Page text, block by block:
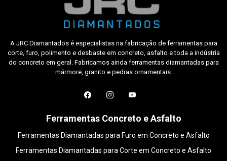
A JRC Diamantados é especialistas na fabricação de ferramentas para
corte, furo, polimento e desbaste em concreto, asfalto e toda a indústria
do concreto em geral. Fabricamos ainda ferramentas diamantadas para
mármore, granito e pedras ornamentais.
Ferramentas Concreto e Asfalto
Ferramentas Diamantadas para Furo em Concreto e Asfalto
Ferramentas Diamantadas para Corte em Concreto e Asfalto